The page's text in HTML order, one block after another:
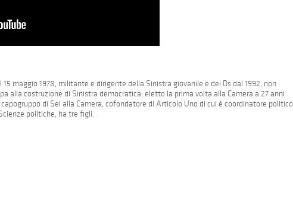
15 maggio 1978, militante e dirigente della Sinistra giovanile e dei Ds dal 1992, non
alla costruzione di Sinistra democratica; eletto la prima volta alla Camera a 27 anni
di Sel alla Camera, cofondatore di Articolo Uno di cui è coordinatore politico
politiche, ha tre figli.